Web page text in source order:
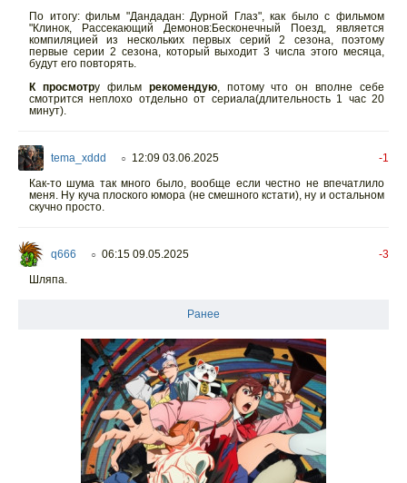
По итогу: фильм "Дандадан: Дурной Глаз", как было с фильмом
"Клинок, Рассекающий Демонов:Бесконечный Поезд, является
компиляцией из нескольких первых серий 2 сезона, поэтому
первые серии 2 сезона, который выходит 3 числа этого месяца,
будут его повторять.
К просмотру фильм рекомендую, потому что он вполне себе
смотрится неплохо отдельно от сериала(длительность 1 час 20
минут).
tema_xddd ○ 12:09 03.06.2025
-1
Как-то шума так много было, вообще если честно не впечатлило
меня. Ну куча плоского юмора (не смешного кстати), ну и остальном
скучно просто.
q666 ○ 06:15 09.05.2025
-3
Шляпа.
Ранее